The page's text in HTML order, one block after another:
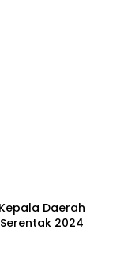
Kepala Daerah
2024